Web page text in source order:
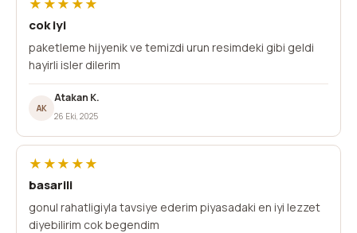
★★★★★
cok iyi
paketleme hijyenik ve temizdi urun resimdeki gibi geldi
hayirli isler dilerim
AK
Atakan K.
26 Eki, 2025
★★★★★
basarili
gonul rahatligiyla tavsiye ederim piyasadaki en iyi lezzet
diyebilirim cok begendim